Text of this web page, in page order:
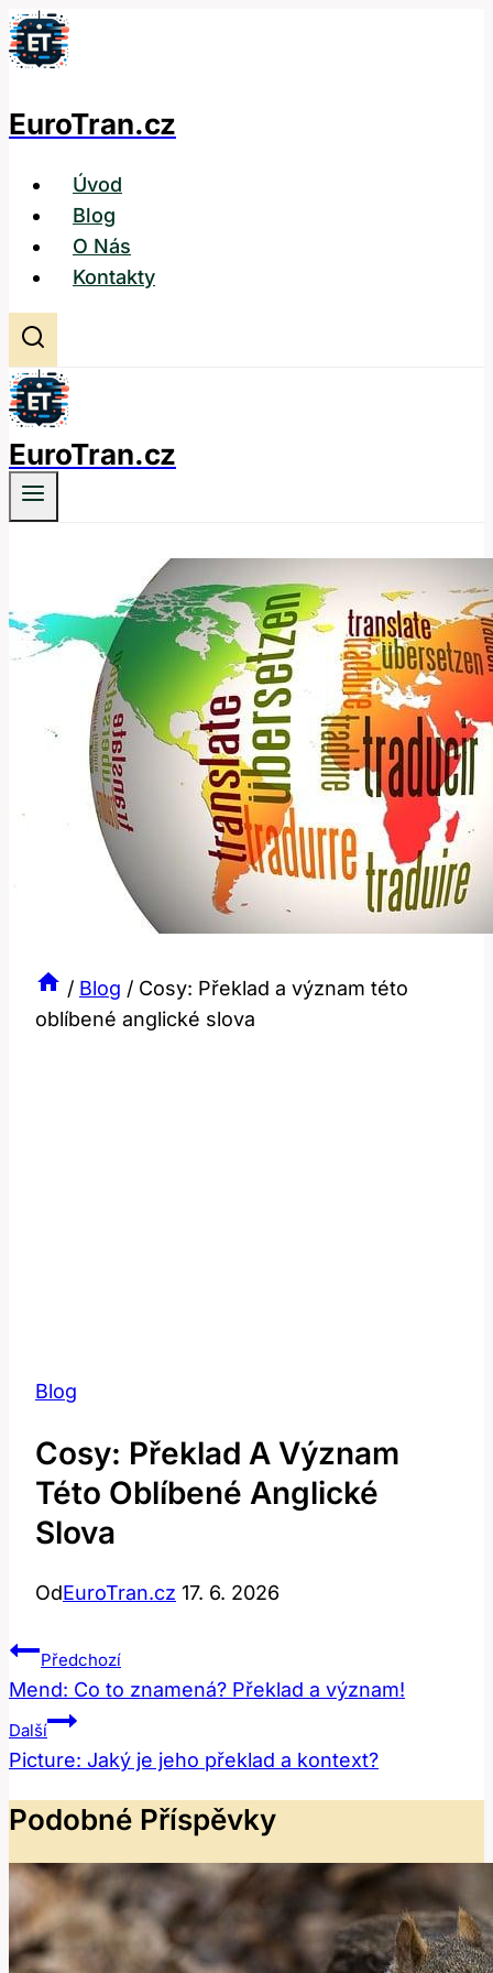
Přeskočit
na
EuroTran.cz
Úvod
Blog
O Nás
Kontakty
EuroTran.cz
/ Blog / Cosy: Překlad a význam této
oblíbené anglické slova
Blog
Cosy: Překlad A Význam
Této Oblíbené Anglické
Slova
OdEuroTran.cz 17. 6. 2026
Navigace
Pro
Příspěvek
Předchozí
Mend: Co to znamená? Překlad a význam!
Další
Picture: Jaký je jeho překlad a kontext?
Podobné Příspěvky